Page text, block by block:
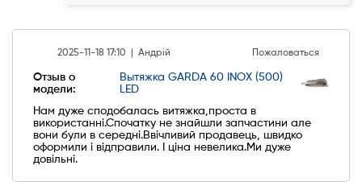
2025-11-18 17:10 | Андрій Пожаловаться
Отзыв о
модели:
Вытяжка GARDA 60 INOX (500)
LED
Нам дуже сподобалась витяжка,проста в
використанні.Спочатку не знайшли запчастини але
вони були в середні.Ввічливий продавець, швидко
оформили і відправили. І ціна невелика.Ми дуже
довільні.